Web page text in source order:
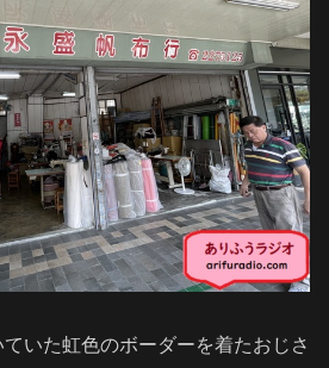
いた虹色のボーダーを着たおじさ